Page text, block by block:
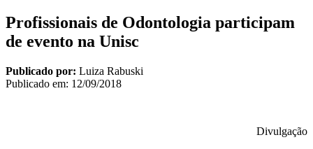
Profissionais de Odontologia participam
de evento na Unisc
Publicado por: Luiza Rabuski
Publicado em: 12/09/2018
Divulgação